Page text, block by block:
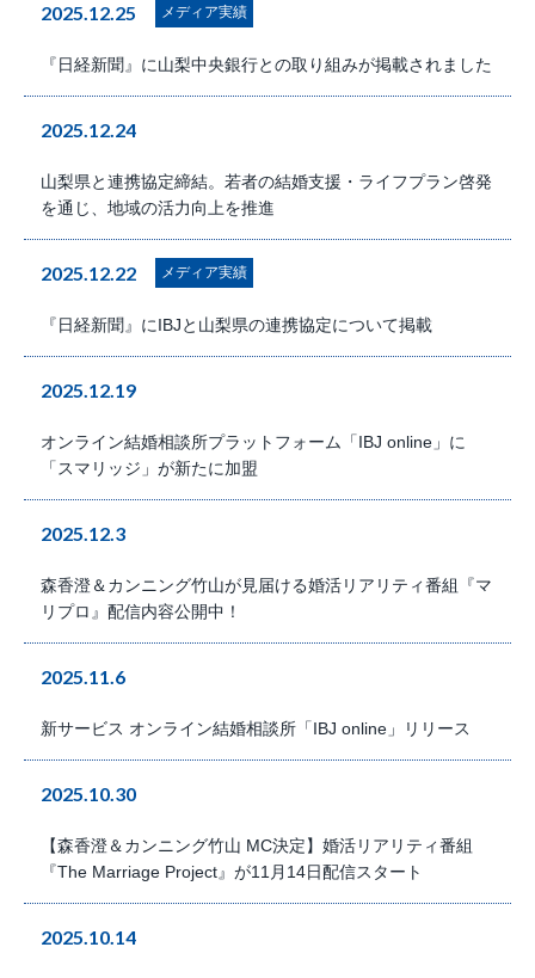
2025.12.25 メディア実績
『日経新聞』に山梨中央銀行との取り組みが掲載されました
2025.12.24
山梨県と連携協定締結。若者の結婚支援・ライフプラン啓発
を通じ、地域の活力向上を推進
2025.12.22 メディア実績
『日経新聞』にIBJと山梨県の連携協定について掲載
2025.12.19
オンライン結婚相談所プラットフォーム「IBJ online」に
「スマリッジ」が新たに加盟
2025.12.3
森香澄＆カンニング竹山が見届ける婚活リアリティ番組『マ
リプロ』配信内容公開中！
2025.11.6
新サービス オンライン結婚相談所「IBJ online」リリース
2025.10.30
【森香澄＆カンニング竹山 MC決定】婚活リアリティ番組
『The Marriage Project』が11月14日配信スタート
2025.10.14